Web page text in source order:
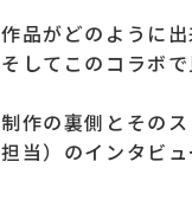
作品がどのように
そしてこのコラボ
制作の裏側とその
担当）のインタビュ